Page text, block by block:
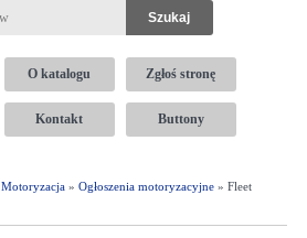
O katalogu Zgłoś stronę
Kontakt Buttony
Motoryzacja» Ogłoszenia motoryzacyjne» Fleet